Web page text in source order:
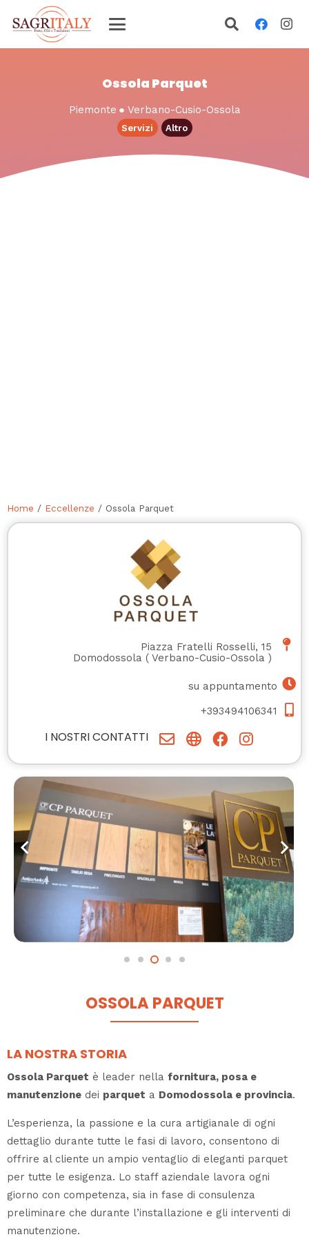
Ossola Parquet
Piemonte ● Verbano-Cusio-Ossola
Servizi Altro
Home / Eccellenze / Ossola Parquet
Piazza Fratelli Rosselli, 15
Domodossola ( Verbano-Cusio-Ossola )
su appuntamento
+393494106341
I NOSTRI CONTATTI
OSSOLA PARQUET
LA NOSTRA STORIA
Ossola Parquet è leader nella fornitura, posa e
manutenzione dei parquet a Domodossola e provincia.
L’esperienza, la passione e la cura artigianale di ogni
dettaglio durante tutte le fasi di lavoro, consentono di
offrire al cliente un ampio ventaglio di eleganti parquet
per tutte le esigenza. Lo staff aziendale lavora ogni
giorno con competenza, sia in fase di consulenza
preliminare che durante l’installazione e gli interventi di
manutenzione.